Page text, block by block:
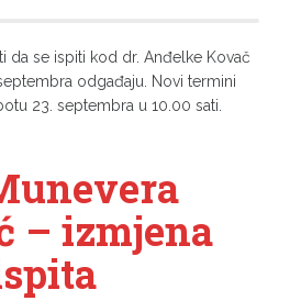
da se ispiti kod dr. Anđelke Kovač
odgađaju. Novi termini
23. septembra u 10.00 sati.
– izmjena